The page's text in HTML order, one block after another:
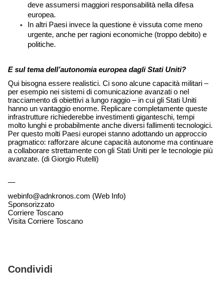
deve assumersi maggiori responsabilità nella difesa
europea.
In altri Paesi invece la questione è vissuta come meno
urgente, anche per ragioni economiche (troppo debito) e
politiche.
E sul tema dell’autonomia europea dagli Stati Uniti?
Qui bisogna essere realistici. Ci sono alcune capacità militari –
per esempio nei sistemi di comunicazione avanzati o nel
tracciamento di obiettivi a lungo raggio – in cui gli Stati Uniti
hanno un vantaggio enorme. Replicare completamente queste
infrastrutture richiederebbe investimenti giganteschi, tempi
molto lunghi e probabilmente anche diversi fallimenti tecnologici.
Per questo molti Paesi europei stanno adottando un approccio
pragmatico: rafforzare alcune capacità autonome ma continuare
a collaborare strettamente con gli Stati Uniti per le tecnologie più
avanzate. (di Giorgio Rutelli)
—
webinfo@adnkronos.com (Web Info)
Sponsorizzato
Corriere Toscano
Visita Corriere Toscano
Condividi